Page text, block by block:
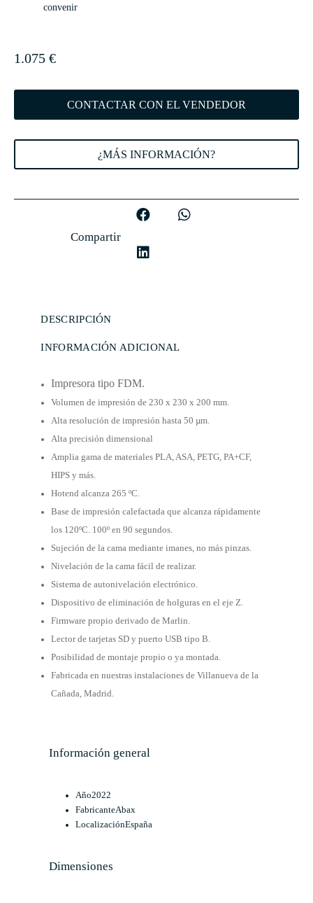
convenir
1.075 €
CONTACTAR CON EL VENDEDOR
¿MÁS INFORMACIÓN?
Compartir
DESCRIPCIÓN
INFORMACIÓN ADICIONAL
Impresora tipo FDM.
Volumen de impresión de 230 x 230 x 200 mm.
Alta resolución de impresión hasta 50 µm.
Alta precisión dimensional
Amplia gama de materiales PLA, ASA, PETG, PA+CF,
HIPS y más.
Hotend alcanza 265 ºC.
Base de impresión calefactada que alcanza rápidamente
los 120ºC. 100º en 90 segundos.
Sujeción de la cama mediante imanes, no más pinzas.
Nivelación de la cama fácil de realizar.
Sistema de autonivelación electrónico.
Dispositivo de eliminación de holguras en el eje Z.
Firmware propio derivado de Marlin.
Lector de tarjetas SD y puerto USB tipo B.
Posibilidad de montaje propio o ya montada.
Fabricada en nuestras instalaciones de Villanueva de la
Cañada, Madrid.
Información general
Año2022
FabricanteAbax
LocalizaciónEspaña
Dimensiones